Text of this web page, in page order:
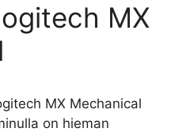
MX
MX Mechanical
on hieman